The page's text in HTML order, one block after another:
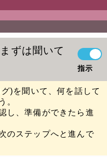
まずは聞いて
指示
)を聞いて、何を話して
。
し、準備ができたら進
のステップへと進んで